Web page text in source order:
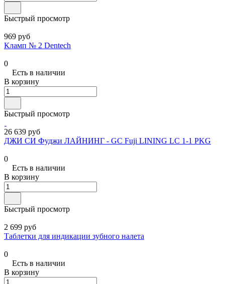
Быстрый просмотр
969 руб
Кламп № 2 Dentech
0
Есть в наличии
В корзину
Быстрый просмотр
26 639 руб
ДЖИ СИ Фуджи ЛАЙНИНГ - GC Fuji LINING LC 1-1 PKG
0
Есть в наличии
В корзину
Быстрый просмотр
2 699 руб
Таблетки для индикации зубного налета
0
Есть в наличии
В корзину